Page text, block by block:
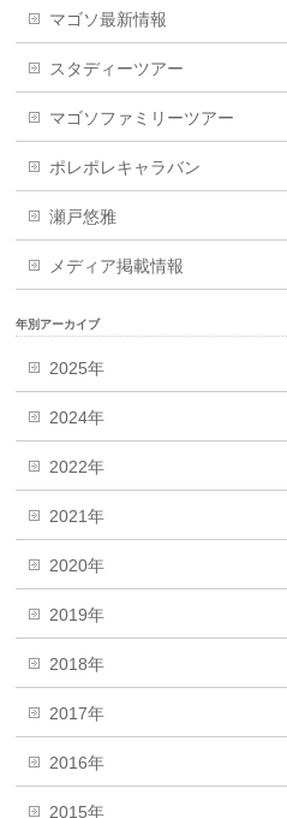
マゴソ最新情報
スタディーツアー
マゴソファミリーツアー
ポレポレキャラバン
瀬戸悠雅
メディア掲載情報
年別アーカイブ
2025年
2024年
2022年
2021年
2020年
2019年
2018年
2017年
2016年
2015年